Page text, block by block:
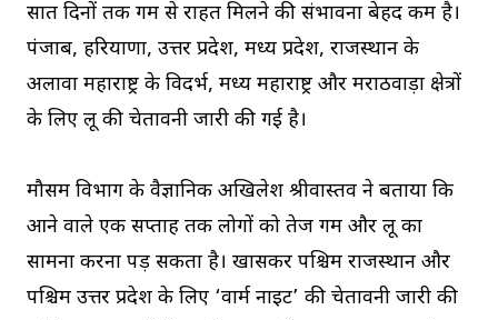
सात दिनों तक गर्मी से राहत मिलने की संभावना बेहद कम है।
पंजाब, हरियाणा, उत्तर प्रदेश, मध्य प्रदेश, राजस्थान के
अलावा महाराष्ट्र के विदर्भ, मध्य महाराष्ट्र और मराठवाड़ा क्षेत्रों
के लिए लू की चेतावनी जारी की गई है।
मौसम विभाग के वैज्ञानिक अखिलेश श्रीवास्तव ने बताया कि
आने वाले एक सप्ताह तक लोगों को तेज गर्मी और लू का
सामना करना पड़ सकता है। खासकर पश्चिम राजस्थान और
पश्चिम उत्तर प्रदेश के लिए ‘वार्म नाइट’ की चेतावनी जारी की